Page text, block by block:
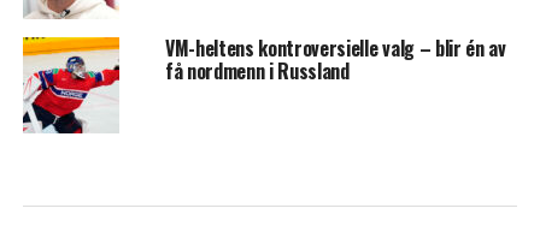
VM-heltens kontroversielle valg – blir én av
få nordmenn i Russland